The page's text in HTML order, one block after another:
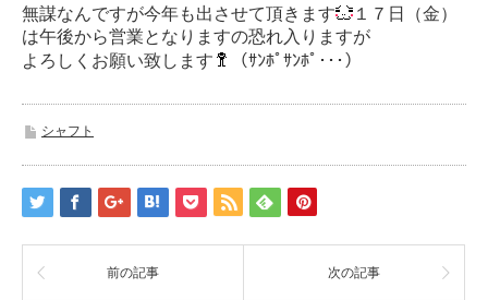
無謀なんですが今年も出させて頂きます
１７日（金）
は午後から営業となりますの恐れ入りますが
よろしくお願い致します
（ｻﾝﾎﾟｻﾝﾎﾟ･･･）
シャフト
前の記事 次の記事